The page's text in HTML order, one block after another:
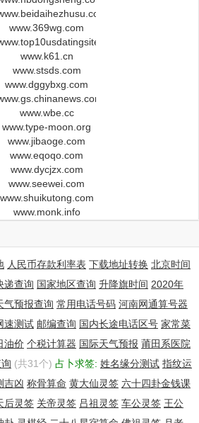
Province Foshan South China
Guangdong Province
528000
Province Foshan South China Sea
www.369wg.com
www.k61.cn
www.stsds.com
www.dggybxg.com
www.wbe.cc
www.type-moon.org
www.jibaoge.com
www.eqoqo.com
www.dycjzx.com
www.seewei.com
www.shuikutong.com
www.monk.info
人民币存款利率表 下载地址转换 北京时间
递查询 国家地区查询 升降旗时间 2020年
气预报查询 常用电话号码 河南网通算号器
速测试 邮编查询 国内长途电话区号 家常菜
油价 个税计算器 国际天气预报 莆田系医院
(共31个) 占卜求签: 姓名缘分测试 指纹运
吉凶 称骨算命 黄大仙灵签 六十四卦金钱课
后灵签 关帝灵签 吕祖灵签 车公灵签 王公